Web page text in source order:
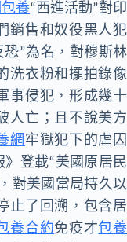
養“西進活動”對印
銷售和奴役黑人犯
恐”為名，對穆斯林
洗衣粉和擺拍錄像
事侵犯，形成幾十
人亡；且不說美方
網 牢獄犯下的虐囚
登載“美國原居民
對美國當局持久以
止了回溯，包含居
養合約免疫才包養